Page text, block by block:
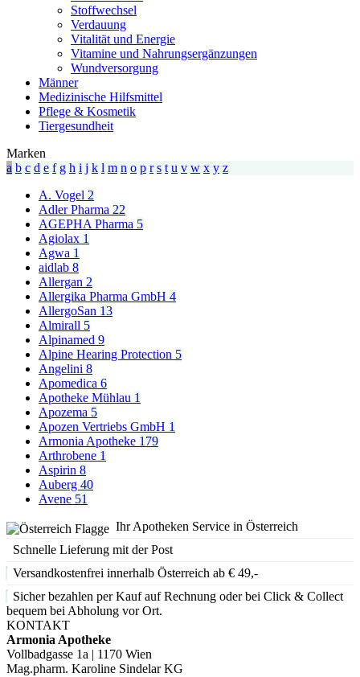
Stoffwechsel
Verdauung
Vitalität und Energie
Vitamine und Nahrungsergänzungen
Wundversorgung
Männer
Medizinische Hilfsmittel
Pflege & Kosmetik
Tiergesundheit
Marken
a b c d e f g h i j k l m n o p r s t u v w x y z
A. Vogel 2
Adler Pharma 22
AGEPHA Pharma 5
Agiolax 1
Agwa 1
aidlab 8
Allergan 2
Allergika Pharma GmbH 4
AllergoSan 13
Almirall 5
Alpinamed 9
Alpine Hearing Protection 5
Angelini 8
Apomedica 6
Apotheke Mühlau 1
Apozema 5
Apozen Vertriebs GmbH 1
Armonia Apotheke 179
Arthrobene 1
Aspirin 8
Auberg 40
Avene 51
Ihr Apotheken Service in Österreich
Schnelle Lieferung mit der Post
Versandkostenfrei innerhalb Österreich ab € 49,-
Sicher bezahlen per Kauf auf Rechnung oder bei Click & Collect
bequem bei Abholung vor Ort.
KONTAKT
Armonia Apotheke
Vollbadgasse 1a | 1170 Wien
Mag.pharm. Karoline Sindelar KG